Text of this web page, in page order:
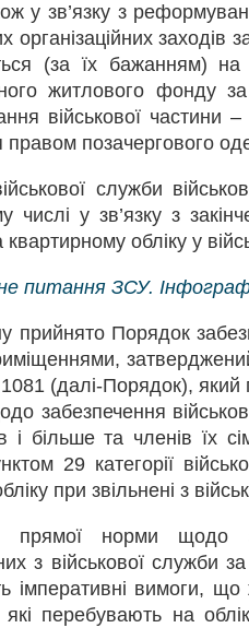
у зв’язку з
заходів
(за їх бажанням) на
житлового фонду за
військової частини –
правом позачергового
служби
у зв’язку з
обліку у
питання ЗСУ.
прийнято Порядок
(далі-Порядок), який
забезпечення
і більше та членів їх
29 категорії
при звільнені з
норми щодо
з військової служби
імперативні вимоги,
які перебувають на